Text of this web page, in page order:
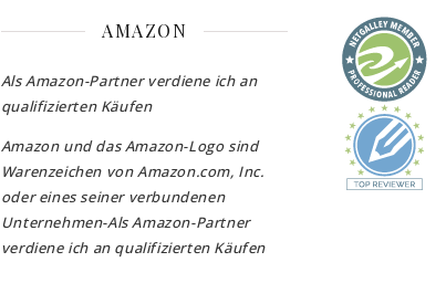
AMAZON
Als Amazon-Partner verdiene ich an
qualifizierten Käufen
Amazon und das Amazon-Logo sind
Warenzeichen von Amazon.com, Inc.
oder eines seiner verbundenen
Unternehmen-Als Amazon-Partner
verdiene ich an qualifizierten Käufen